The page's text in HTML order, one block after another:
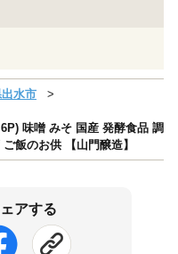
水市
味噌 みそ 国産 発酵食品 調
飯のお供 【山門醸造】
アする